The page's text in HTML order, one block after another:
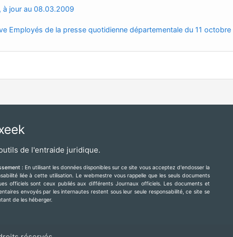
à jour au 08.03.2009
Employés de la presse quotidienne départementale du 11 octobre
de l'entraide juridique.
: En utilisant les données disponibles sur ce site vous acceptez d'endosser la
liée à cette utilisation. Le webmestre vous rappelle que les seuls documents
officiels sont ceux publiés aux différents Journaux officiels. Les documents et
envoyés par les internautes restent sous leur seule responsabilité, ce site se
de les héberger.